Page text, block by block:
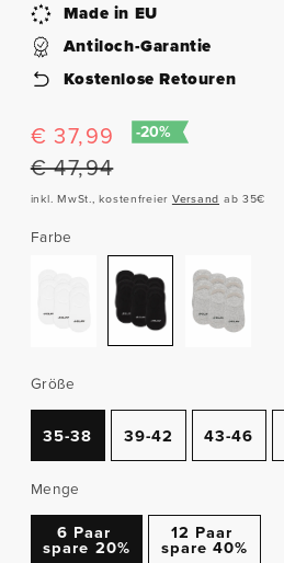
Made in EU
Antiloch-Garantie
Kostenlose Retouren
Verkaufspreis
€ 37,99
Normaler
€ 47,94
-20%
inkl. MwSt., kostenfreier Versand ab 35€
Farbe
Größe
35-38 39-42 43-46
Menge
6 Paar
spare 20%
12 Paar
spare 40%